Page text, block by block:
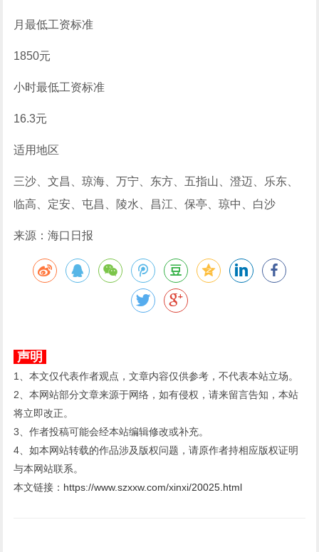
月最低工资标准
1850元
小时最低工资标准
16.3元
适用地区
三沙、文昌、琼海、万宁、东方、五指山、澄迈、乐东、
临高、定安、屯昌、陵水、昌江、保亭、琼中、白沙
来源：海口日报
声明
1、本文仅代表作者观点，文章内容仅供参考，不代表本站立场。
2、本网站部分文章来源于网络，如有侵权，请来留言告知，本站
将立即改正。
3、作者投稿可能会经本站编辑修改或补充。
4、如本网站转载的作品涉及版权问题，请原作者持相应版权证明
与本网站联系。
本文链接： https://www.szxxw.com/xinxi/20025.html